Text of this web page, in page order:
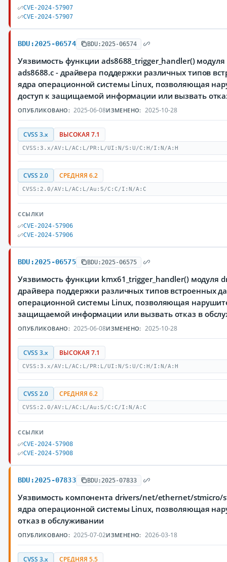
CVE-2024-57907
CVE-2024-57907
BDU:2025-06574 BDU:2025-06574
Уязвимость функции ads8688_trigger_handler()
ads8688.c - драйвера поддержки различных типов
ядра операционной системы Linux, позволяющая
доступ к защищаемой информации или вызвать
ОПУБЛИКОВАНО: 2025-06-08ИЗМЕНЕНО: 2025-10-28
CVSS 3.x ВЫСОКАЯ 7.1
CVSS:3.x/AV:L/AC:L/PR:L/UI:N/S:U/C:H/I:N/A:H
CVSS 2.0 СРЕДНЯЯ 6.2
CVSS:2.0/AV:L/AC:L/Au:S/C:C/I:N/A:C
ССЫЛКИ
CVE-2024-57906
CVE-2024-57906
BDU:2025-06575 BDU:2025-06575
Уязвимость функции kmx61_trigger_handler() модуля
драйвера поддержки различных типов встроенных
операционной системы Linux, позволяющая
защищаемой информации или вызвать отказ в
ОПУБЛИКОВАНО: 2025-06-08ИЗМЕНЕНО: 2025-10-28
CVSS 3.x ВЫСОКАЯ 7.1
CVSS:3.x/AV:L/AC:L/PR:L/UI:N/S:U/C:H/I:N/A:H
CVSS 2.0 СРЕДНЯЯ 6.2
CVSS:2.0/AV:L/AC:L/Au:S/C:C/I:N/A:C
ССЫЛКИ
CVE-2024-57908
CVE-2024-57908
BDU:2025-07833 BDU:2025-07833
Уязвимость компонента drivers/net/ethernet/stmicro/
ядра операционной системы Linux, позволяющая
отказ в обслуживании
ОПУБЛИКОВАНО: 2025-07-02ИЗМЕНЕНО: 2026-03-18
CVSS 3.x СРЕДНЯЯ 5.5